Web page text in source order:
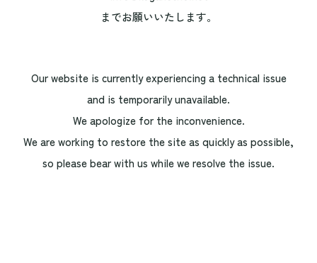
までお願いいたします。
Our website is currently experiencing a technical issue
and is temporarily unavailable.
We apologize for the inconvenience.
We are working to restore the site as quickly as possible,
so please bear with us while we resolve the issue.